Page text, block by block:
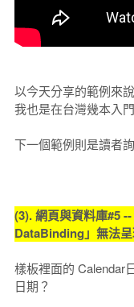
以今天分享的範例來
我也是在台灣幾本入
下一個範例則是讀者
(3). 網頁與資料庫#5
DataBinding」無法呈
樣板裡面的 Calendar
日期？